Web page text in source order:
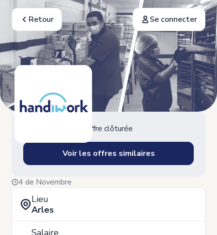
Retour Se connecter
Offre clôturée
Voir les offres similaires
4 de Novembre
Lieu
Arles
Salaire